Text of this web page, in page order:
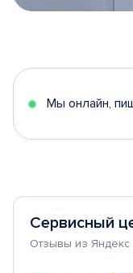
5
Мы онлайн,
Сервисный
Отзывы из Яндекс